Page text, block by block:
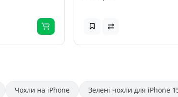
Чохли на iPhone Зелені чохли для iPhone